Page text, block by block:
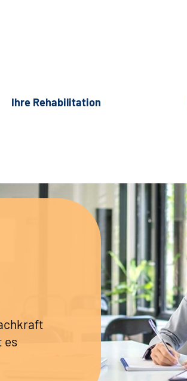
Ihre Rehabilitation
es